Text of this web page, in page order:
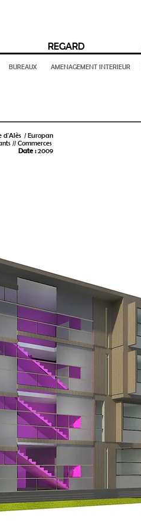
REGARD
BUREAUX AMENAGEMENT INTERIEUR
d'Alès / Europan
// Commerces
Date :2009